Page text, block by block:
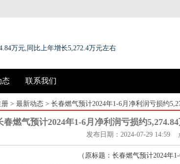
万元,同比上年增长5,272.4万元左右
态 联系我们
册 > 最新动态 > 长春燃气预计2024年1-6月净利润亏损约
春燃气预计2024年1-6月净利润亏损约
发布日期：2024-07-29 14:59
（原标题：长春燃气预计2024年